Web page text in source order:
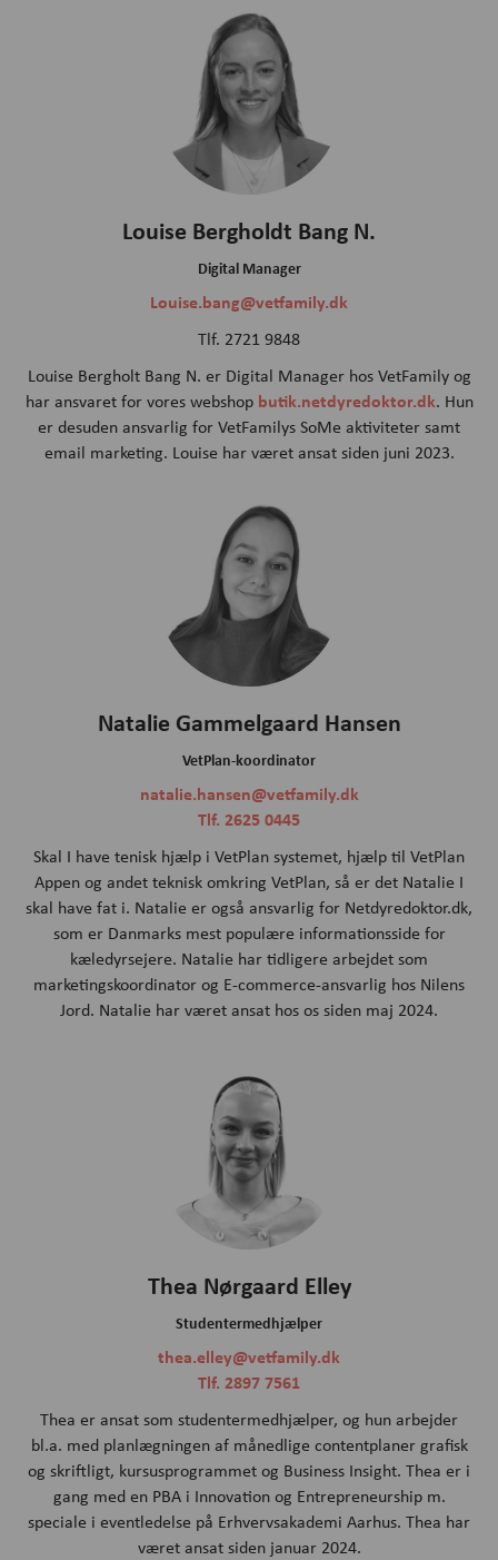
Louise Bergholdt Bang N.
Digital Manager
Louise.bang@vetfamily.dk
Tlf. 2721 9848
Louise Bergholt Bang N. er Digital Manager hos VetFamily og
har ansvaret for vores webshop butik.netdyredoktor.dk. Hun
er desuden ansvarlig for VetFamilys SoMe aktiviteter samt
email marketing. Louise har været ansat siden juni 2023.
Natalie Gammelgaard Hansen
VetPlan-koordinator
natalie.hansen@vetfamily.dk
Tlf. 2625 0445
Skal I have tenisk hjælp i VetPlan systemet, hjælp til VetPlan
Appen og andet teknisk omkring VetPlan, så er det Natalie I
skal have fat i. Natalie er også ansvarlig for Netdyredoktor.dk,
som er Danmarks mest populære informationsside for
kæledyrsejere. Natalie har tidligere arbejdet som
marketingskoordinator og E-commerce-ansvarlig hos Nilens
Jord. Natalie har været ansat hos os siden maj 2024.
Thea Nørgaard Elley
Studentermedhjælper
thea.elley@vetfamily.dk
Tlf. 2897 7561
Thea er ansat som studentermedhjælper, og hun arbejder
bl.a. med planlægningen af månedlige contentplaner grafisk
og skriftligt, kursusprogrammet og Business Insight. Thea er i
gang med en PBA i Innovation og Entrepreneurship m.
speciale i eventledelse på Erhvervsakademi Aarhus. Thea har
været ansat siden januar 2024.